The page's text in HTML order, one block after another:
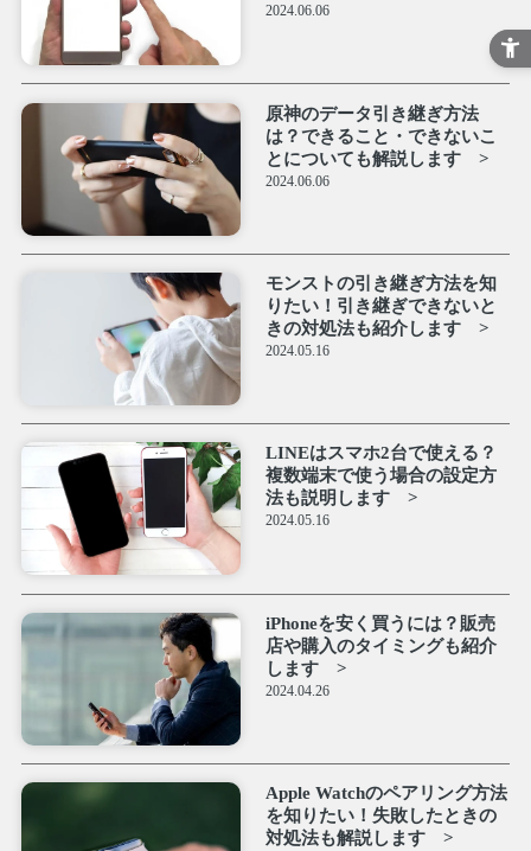
2024.06.06
原神のデータ引き継ぎ方法
は？できること・できないこ
とについても解説します
2024.06.06
モンストの引き継ぎ方法を知
りたい！引き継ぎできないと
きの対処法も紹介します
2024.05.16
LINEはスマホ2台で使える？
複数端末で使う場合の設定方
法も説明します
2024.05.16
iPhoneを安く買うには？販売
店や購入のタイミングも紹介
します
2024.04.26
Apple Watchのペアリング方法
を知りたい！失敗したときの
対処法も解説します